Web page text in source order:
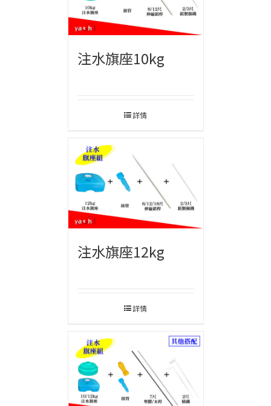
注水旗座10kg
詳情
注水旗座12kg
詳情